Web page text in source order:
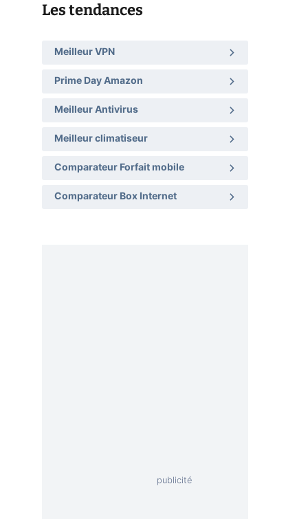
Les tendances
Meilleur VPN
Prime Day Amazon
Meilleur Antivirus
Meilleur climatiseur
Comparateur Forfait mobile
Comparateur Box Internet